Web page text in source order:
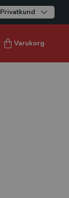
Privatkund
Varukorg